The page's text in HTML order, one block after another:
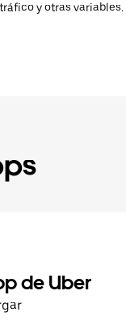
y otras
de Uber